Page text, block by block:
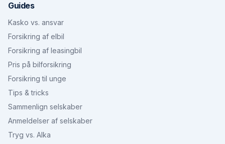
Guides
Kasko vs. ansvar
Forsikring af elbil
Forsikring af leasingbil
Pris på bilforsikring
Forsikring til unge
Tips & tricks
Sammenlign selskaber
Anmeldelser af selskaber
Tryg vs. Alka